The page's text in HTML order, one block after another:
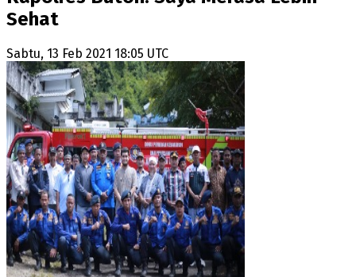
Sehat
Sabtu, 13 Feb 2021 18:05 UTC